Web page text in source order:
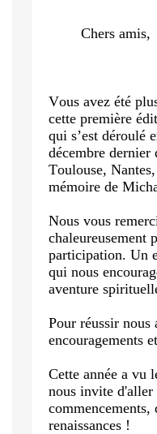
Chers amis,
Vous avez été
cette première
qui s’est déroulé
décembre dernier
Toulouse,
mémoire de
Nous vous
chaleureusement
participation. Un
qui nous
aventure
Pour réussir nous
encouragements
Cette année a vu
nous invite d'aller
commencements,
renaissances !